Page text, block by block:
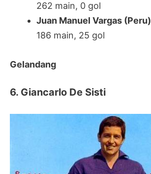
262 main, 0 gol
Juan Manuel Vargas (Peru)
186 main, 25 gol
Gelandang
6. Giancarlo De Sisti